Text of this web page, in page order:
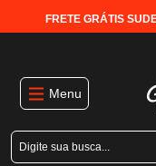
FRETE GRÁTIS
Menu